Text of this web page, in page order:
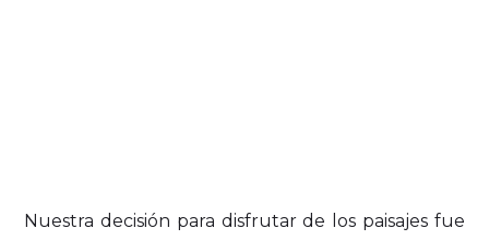
Nuestra decisión para disfrutar de los paisajes fue